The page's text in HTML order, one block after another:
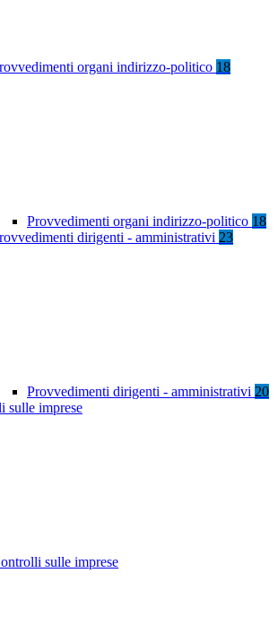
organi indirizzo-politico 18
Provvedimenti organi indirizzo-politico 18
dirigenti - amministrativi 23
Provvedimenti dirigenti - amministrativi 20
sulle imprese
sulle imprese